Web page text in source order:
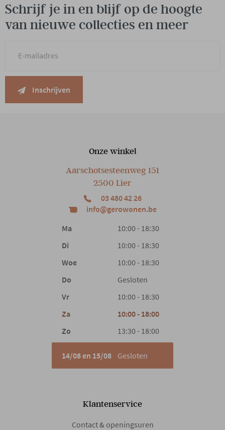
Schrijf je in en blijf op de hoogte
van nieuwe collecties en meer
Inschrijven
Onze winkel
Aarschotsesteenweg 151
2500 Lier
03 480 42 26
info@gerowonen.be
Ma
10:00 - 18:30
Di
10:00 - 18:30
Woe
10:00 - 18:30
Do
Gesloten
Vr
10:00 - 18:30
Za
10:00 - 18:00
Zo
13:30 - 18:00
14/08 en 15/08 Gesloten
Klantenservice
Contact & openingsuren